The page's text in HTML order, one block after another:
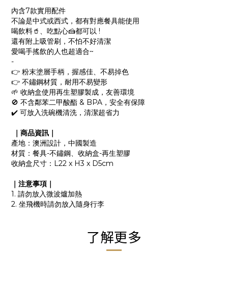
內含7款實用配件
不論是中式或西式，都有對應餐具能使用
喝飲料🥤、吃點心🍰都可以 !
還有附上吸管刷，不怕不好清潔
愛喝手搖飲的人也超適合~
-
👉 粉末塗層手柄，握感佳、不易掉色
👉 不鏽鋼材質，耐用不易變形
🌱 收納盒使用再生塑膠製成，友善環境
🚫 不含鄰苯二甲酸酯 & BPA，安全有保障
✔️ 可放入洗碗機清洗，清潔超省力
｜商品資訊｜
產地：澳洲設計，中國製造
材質：餐具-不鏽鋼、收納盒-再生塑膠
收納盒尺寸：L22 x H3 x D5cm
｜注意事項｜
1. 請勿放入微波爐加熱
2. 坐飛機時請勿放入隨身行李
了解更多